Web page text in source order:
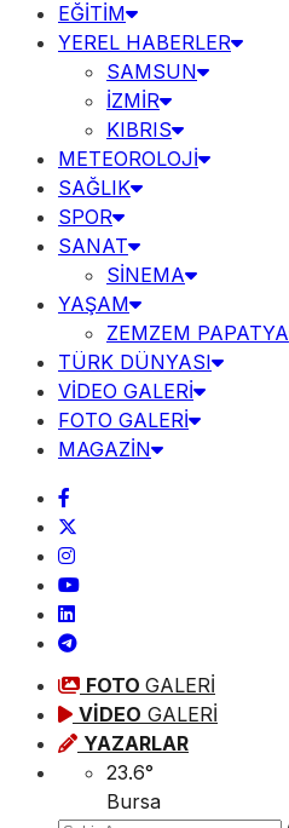
EĞİTİM
YEREL HABERLER
SAMSUN
İZMİR
KIBRIS
METEOROLOJİ
SAĞLIK
SPOR
SANAT
SİNEMA
YAŞAM
ZEMZEM PAPATYA
TÜRK DÜNYASI
VİDEO GALERİ
FOTO GALERİ
MAGAZİN
FOTO GALERİ
VİDEO GALERİ
YAZARLAR
23.6°
Bursa